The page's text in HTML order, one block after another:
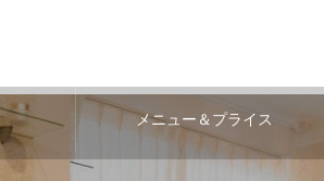
メニュー＆プライス